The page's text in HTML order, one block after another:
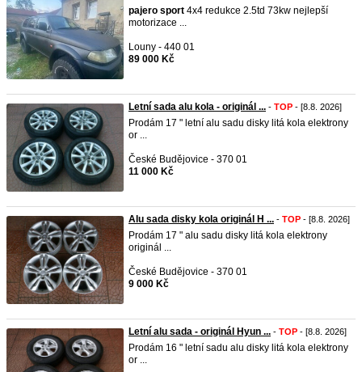
pajero sport 4x4 redukce 2.5td 73kw nejlepší
motorizace ...
Louny - 440 01
89 000 Kč
Letní sada alu kola - originál ... - TOP - [8.8. 2026]
Prodám 17 " letní alu sadu disky litá kola elektrony
or ...
České Budějovice - 370 01
11 000 Kč
Alu sada disky kola originál H ... - TOP - [8.8. 2026]
Prodám 17 " alu sadu disky litá kola elektrony
originál ...
České Budějovice - 370 01
9 000 Kč
Letní alu sada - originál Hyun ... - TOP - [8.8. 2026]
Prodám 16 " letní sadu alu disky litá kola elektrony
or ...